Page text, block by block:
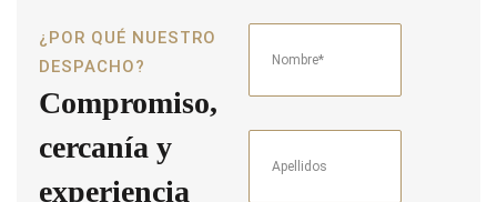
¿POR QUÉ NUESTRO
DESPACHO?
Compromiso,
cercanía y
experiencia